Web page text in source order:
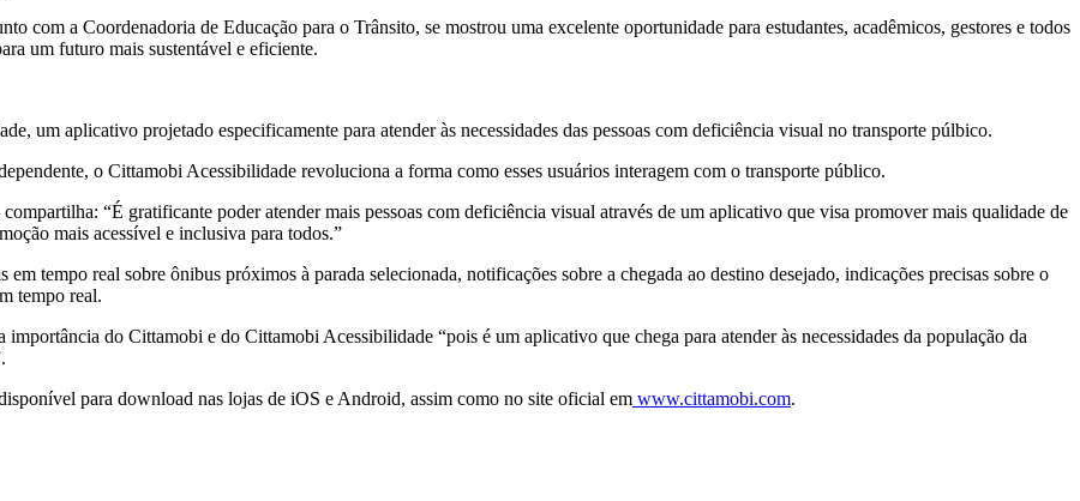
com a Coordenadoria de Educação para o Trânsito, se mostrou uma excelente oportunidade para estudantes, acadêmicos, gestores e todos
um futuro mais sustentável e eficiente.
um aplicativo projetado especificamente para atender às necessidades das pessoas com deficiência visual no transporte púlbico.
o Cittamobi Acessibilidade revoluciona a forma como esses usuários interagem com o transporte público.
“É gratificante poder atender mais pessoas com deficiência visual através de um aplicativo que visa promover mais qualidade de
mais acessível e inclusiva para todos.”
tempo real sobre ônibus próximos à parada selecionada, notificações sobre a chegada ao destino desejado, indicações precisas sobre o
tempo real.
do Cittamobi e do Cittamobi Acessibilidade “pois é um aplicativo que chega para atender às necessidades da população da
para download nas lojas de iOS e Android, assim como no site oficial em www.cittamobi.com.